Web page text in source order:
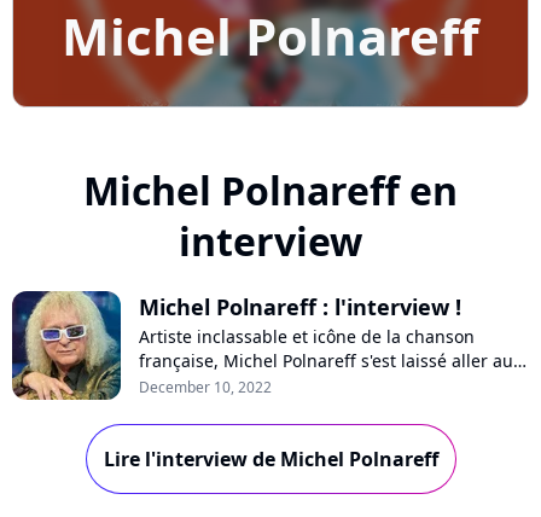
Michel Polnareff
Michel Polnareff en
interview
Michel Polnareff : l'interview !
Artiste inclassable et icône de la chanson
française, Michel Polnareff s'est laissé aller au
jeu de la promo à l'occasion d'une émission
"Polnareff chante Polnareff". Au micro de
Purecharts, le chanteur replonge quelques
décennies en arrière, se confie sur l...
December 10, 2022
Lire l'interview de Michel Polnareff